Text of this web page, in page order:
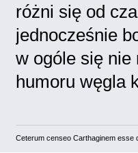
różni się od
jednocześnie
w ogóle się nie
humoru węgla
Ceterum censeo Carthaginem esse